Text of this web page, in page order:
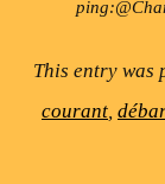
This entry was
courant,